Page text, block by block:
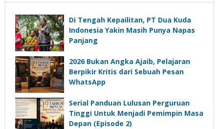
Di Tengah Kepailitan, PT Dua Kuda
Indonesia Yakin Masih Punya Napas
Panjang
2026 Bukan Angka Ajaib, Pelajaran
Berpikir Kritis dari Sebuah Pesan
WhatsApp
Serial Panduan Lulusan Perguruan
Tinggi Untuk Menjadi Pemimpin Masa
Depan (Episode 2)